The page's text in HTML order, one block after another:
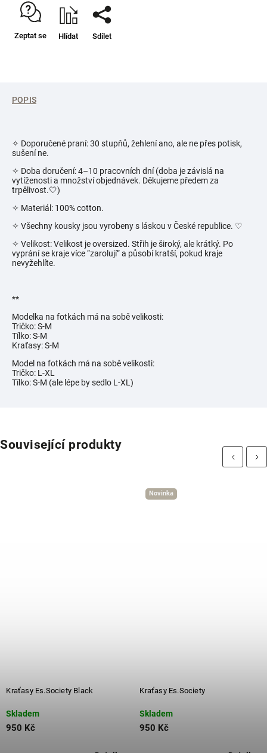
Zeptat se Hlídat Sdílet
POPIS
✧ Doporučené praní: 30 stupňů, žehlení ano, ale ne přes potisk,
sušení ne.
✧ Doba doručení: 4–10 pracovních dní (doba je závislá na
vytíženosti a množství objednávek. Děkujeme předem za
trpělivost.🤍)
✧ Materiál: 100% cotton.
✧ Všechny kousky jsou vyrobeny s láskou v České republice. ♡
✧ Velikost: Velikost je oversized. Střih je široký, ale krátký. Po
vyprání se kraje více “zarolují” a působí kratší, pokud kraje
nevyžehlíte.
**
Modelka na fotkách má na sobě velikosti:
Tričko: S-M
Tílko: S-M
Kraťasy: S-M
Model na fotkách má na sobě velikosti:
Tričko: L-XL
Tílko: S-M (ale lépe by sedlo L-XL)
Související produkty
Previous
⁠⁠Kraťasy Es.Society Black
Skladem
950 Kč
Novinka
⁠⁠Kraťasy Es.Society
Skladem
950 Kč
Next